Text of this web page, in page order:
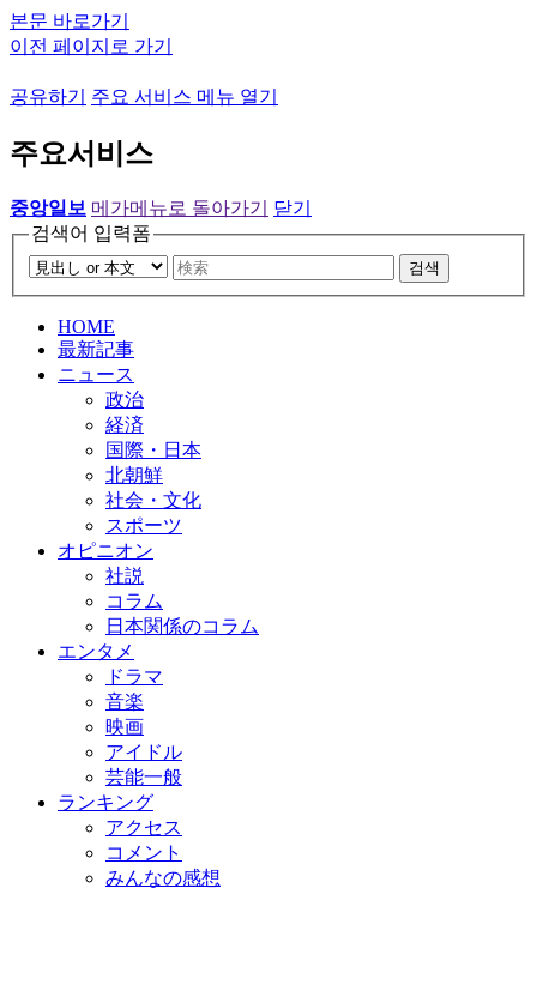
본문 바로가기
이전 페이지로 가기
공유하기 주요 서비스 메뉴 열기
주요서비스
중앙일보 메가메뉴로 돌아가기
닫기
검색어 입력폼
검색
HOME
最新記事
ニュース
政治
経済
国際・日本
北朝鮮
社会・文化
スポーツ
オピニオン
社説
コラム
日本関係のコラム
エンタメ
ドラマ
音楽
映画
アイドル
芸能一般
ランキング
アクセス
コメント
みんなの感想